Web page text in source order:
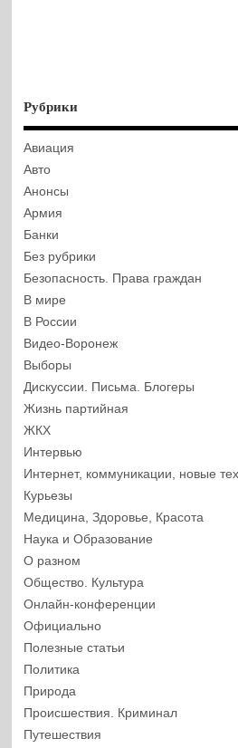
Рубрики
Авиация
Авто
Анонсы
Армия
Банки
Без рубрики
Безопасность. Права граждан
В мире
В России
Видео-Воронеж
Выборы
Дискуссии. Письма. Блогеры
Жизнь партийная
ЖКХ
Интервью
Интернет, коммуникации, новые
Курьезы
Медицина, Здоровье, Красота
Наука и Образование
О разном
Общество. Культура
Онлайн-конференции
Официально
Полезные статьи
Политика
Природа
Происшествия. Криминал
Путешествия